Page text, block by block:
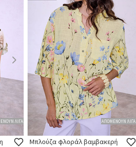
ΛΙΓΑ ΑΠΟΜΕΝΟΥΝ ΛΙΓΑ
Μπλούζα φλοράλ βαμβακερή